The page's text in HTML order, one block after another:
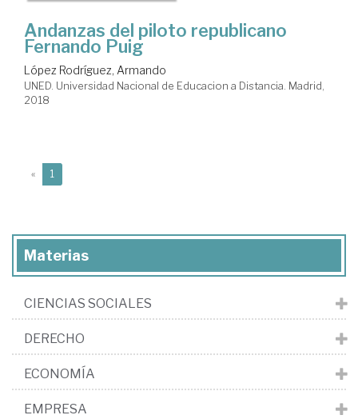
Andanzas del piloto republicano
Fernando Puig
López Rodríguez, Armando
UNED. Universidad Nacional de Educacion a Distancia. Madrid,
2018
« 1
Materias
CIENCIAS SOCIALES
DERECHO
ECONOMÍA
EMPRESA